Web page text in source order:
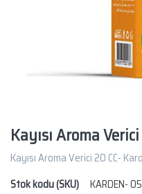
Kayısı Aroma
Kayısı Aroma Verici 20 CC-
Stok kodu (SKU)
KARDEN-